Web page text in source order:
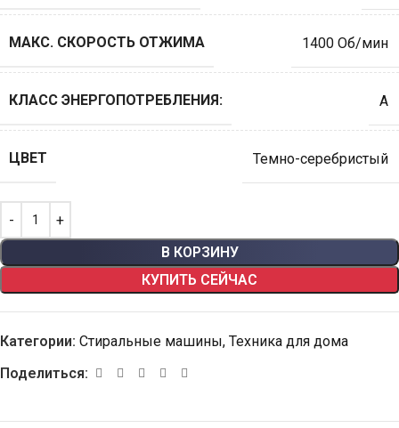
МАКС. СКОРОСТЬ ОТЖИМА 1400 Об/мин
КЛАСС ЭНЕРГОПОТРЕБЛЕНИЯ: A
ЦВЕТ Темно-серебристый
В КОРЗИНУ
КУПИТЬ СЕЙЧАС
Категории: Стиральные машины, Техника для дома
Поделиться: